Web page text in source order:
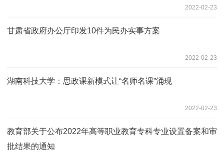
2022-02-23
甘肃省政府办公厅印发10件为民办实事方案
2022-02-23
湖南科技大学：思政课新模式让“名师名课”涌现
2022-02-23
教育部关于公布2022年高等职业教育专科专业设置备案和审
批结果的通知